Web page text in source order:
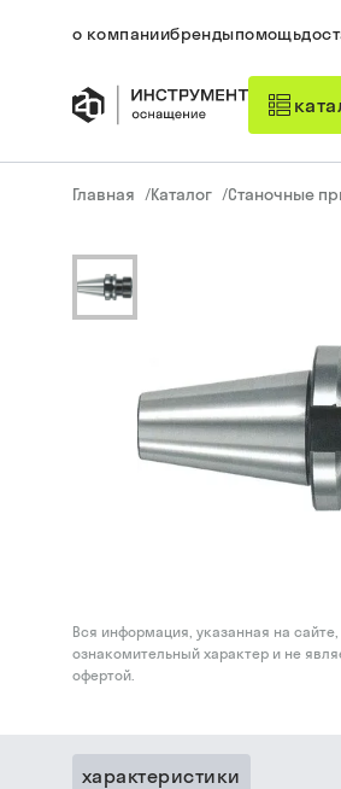
о компаниибрендыпомощь
Главная /Каталог /Станочные
Вся информация, указанная на
ознакомительный характер и не
офертой.
характеристики